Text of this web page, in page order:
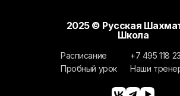
2025 © Русская
Школа
+7 495 118
Наши
Расписание
Пробный урок